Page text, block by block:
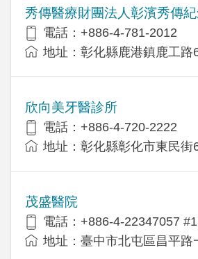
秀傳醫療財團法人彰濱秀傳
電話：+886-4-781-2012
地址：彰化縣鹿港鎮鹿工路
欣向美牙醫診所
電話：+886-4-720-2222
地址：彰化縣彰化市東民街
茂盛醫院
電話：+886-4-22347057
地址：臺中市北屯區昌平路